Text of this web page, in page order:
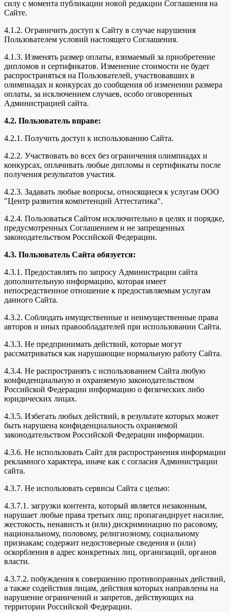
силу с момента публикации новой редакции Соглашения на
Сайте.
4.1.2. Ограничить доступ к Сайту в случае нарушения
Пользователем условий настоящего Соглашения.
4.1.3. Изменять размер оплаты, взимаемый за приобретение
дипломов и сертификатов. Изменение стоимости не будет
распространяться на Пользователей, участвовавших в
олимпиадах и конкурсах до сообщения об изменении размера
оплаты, за исключением случаев, особо оговоренных
Администрацией сайта.
4.2. Пользователь вправе:
4.2.1. Получить доступ к использованию Сайта.
4.2.2. Участвовать во всех без ограничения олимпиадах и
конкурсах, оплачивать любые дипломы и сертификаты после
получения результатов участия.
4.2.3. Задавать любые вопросы, относящиеся к услугам ООО
"Центр развития компетенций Аттестатика".
4.2.4. Пользоваться Сайтом исключительно в целях и порядке,
предусмотренных Соглашением и не запрещенных
законодательством Российской Федерации.
4.3. Пользователь Сайта обязуется:
4.3.1. Предоставлять по запросу Администрации сайта
дополнительную информацию, которая имеет
непосредственное отношение к предоставляемым услугам
данного Сайта.
4.3.2. Соблюдать имущественные и неимущественные права
авторов и иных правообладателей при использовании Сайта.
4.3.3. Не предпринимать действий, которые могут
рассматриваться как нарушающие нормальную работу Сайта.
4.3.4. Не распространять с использованием Сайта любую
конфиденциальную и охраняемую законодательством
Российской Федерации информацию о физических либо
юридических лицах.
4.3.5. Избегать любых действий, в результате которых может
быть нарушена конфиденциальность охраняемой
законодательством Российской Федерации информации.
4.3.6. Не использовать Сайт для распространения информации
рекламного характера, иначе как с согласия Администрации
сайта.
4.3.7. Не использовать сервисы Сайта с целью:
4.3.7.1. загрузки контента, который является незаконным,
нарушает любые права третьих лиц; пропагандирует насилие,
жестокость, ненависть и (или) дискриминацию по расовому,
национальному, половому, религиозному, социальному
признакам; содержит недостоверные сведения и (или)
оскорбления в адрес конкретных лиц, организаций, органов
власти.
4.3.7.2. побуждения к совершению противоправных действий,
а также содействия лицам, действия которых направлены на
нарушение ограничений и запретов, действующих на
территории Российской Федерации.